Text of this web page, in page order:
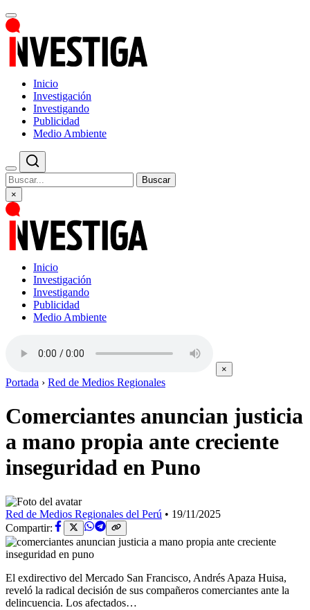
Inicio
Investigación
Investigando
Publicidad
Medio Ambiente
Buscar
×
Inicio
Investigación
Investigando
Publicidad
Medio Ambiente
×
Portada › Red de Medios Regionales
Comerciantes anuncian justicia
a mano propia ante creciente
inseguridad en Puno
Red de Medios Regionales del Perú • 19/11/2025
Compartir:
El exdirectivo del Mercado San Francisco, Andrés Apaza Huisa,
reveló la radical decisión de sus compañeros comerciantes ante la
delincuencia. Los afectados…